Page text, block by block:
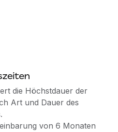
die Höchstdauer der
Art und Dauer des
von 6 Monaten